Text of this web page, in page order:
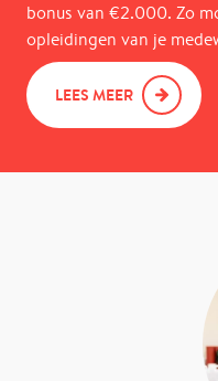
bonus van €2.000. Zo
opleidingen van je
LEES MEER